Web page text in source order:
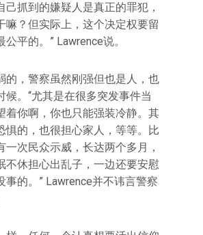
己抓到的嫌疑人是真正的罪犯，
嘛？但实际上，这个决定权要留
平的。” Lawrence说。
的，警察虽然刚强但也是人，也
候。“尤其是在很多突发事件当
着你啊，你也只能强装冷静。其
惧的，也很担心家人，等等。比
一次民众示威，长达两个多月，
不休担心出乱子，一边还要安慰
事的。” Lawrence并不讳言警察